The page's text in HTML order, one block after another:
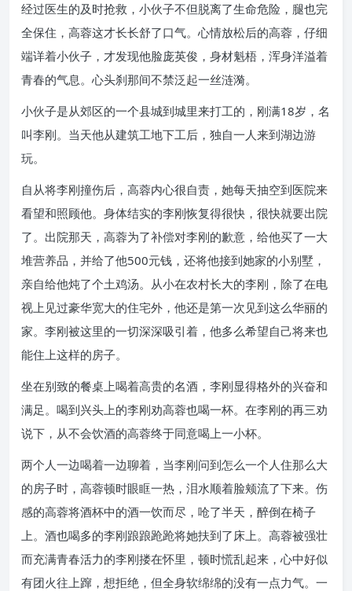
经过医生的及时抢救，小伙子不但脱离了生命危险，腿也完
全保住，高蓉这才长长舒了口气。心情放松后的高蓉，仔细
端详着小伙子，才发现他脸庞英俊，身材魁梧，浑身洋溢着
青春的气息。心头刹那间不禁泛起一丝涟漪。
小伙子是从郊区的一个县城到城里来打工的，刚满18岁，名
叫李刚。当天他从建筑工地下工后，独自一人来到湖边游
玩。
自从将李刚撞伤后，高蓉内心很自责，她每天抽空到医院来
看望和照顾他。身体结实的李刚恢复得很快，很快就要出院
了。出院那天，高蓉为了补偿对李刚的歉意，给他买了一大
堆营养品，并给了他500元钱，还将他接到她家的小别墅，
亲自给他炖了个土鸡汤。从小在农村长大的李刚，除了在电
视上见过豪华宽大的住宅外，他还是第一次见到这么华丽的
家。李刚被这里的一切深深吸引着，他多么希望自己将来也
能住上这样的房子。
坐在别致的餐桌上喝着高贵的名酒，李刚显得格外的兴奋和
满足。喝到兴头上的李刚劝高蓉也喝一杯。在李刚的再三劝
说下，从不会饮酒的高蓉终于同意喝上一小杯。
两个人一边喝着一边聊着，当李刚问到怎么一个人住那么大
的房子时，高蓉顿时眼眶一热，泪水顺着脸颊流了下来。伤
感的高蓉将酒杯中的酒一饮而尽，呛了半天，醉倒在椅子
上。酒也喝多的李刚踉踉跄跄将她扶到了床上。高蓉被强壮
而充满青春活力的李刚搂在怀里，顿时慌乱起来，心中好似
有团火往上蹿，想拒绝，但全身软绵绵的没有一点力气。一